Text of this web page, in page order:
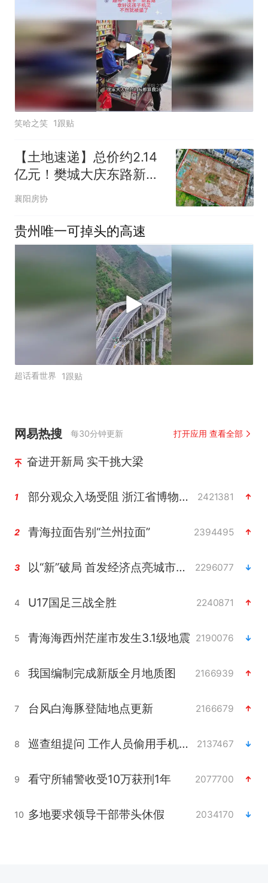
笑哈之笑 1跟贴
【土地速递】总价约2.14
亿元！樊城大庆东路新增
一住宅商业用地
襄阳房协
贵州唯一可掉头的高速
超话看世界 1跟贴
网易热搜 每30分钟更新 打开应用 查看全部
奋进开新局 实干挑大梁
1 部分观众入场受阻 浙江省博物馆致歉 2421381
2 青海拉面告别“兰州拉面” 2394495
3 以“新”破局 首发经济点亮城市消费活力 2296077
4 U17国足三战全胜 2240871
5 青海海西州茫崖市发生3.1级地震 2190076
6 我国编制完成新版全月地质图 2166939
7 台风白海豚登陆地点更新 2166679
8 巡查组提问 工作人员偷用手机查答案 2137467
9 看守所辅警收受10万获刑1年 2077700
10 多地要求领导干部带头休假 2034170